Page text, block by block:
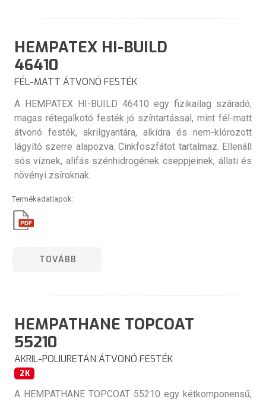
HEMPATEX HI-BUILD
46410
FÉL-MATT ÁTVONÓ FESTÉK
A HEMPATEX HI-BUILD 46410 egy fizikailag száradó,
magas rétegalkotó festék jó színtartással, mint fél-matt
átvonó festék, akrilgyantára, alkidra és nem-klórozott
lágyító szerre alapozva. Cinkfoszfátot tartalmaz. Ellenáll
sós víznek, alifás szénhidrogének cseppjeinek, állati és
növényi zsíroknak.
Termékadatlapok:
TOVÁBB
HEMPATHANE TOPCOAT
55210
AKRIL-POLIURETÁN ÁTVONÓ FESTÉK
2K
A HEMPATHANE TOPCOAT 55210 egy kétkomponensű,